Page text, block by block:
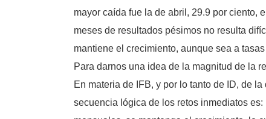
mayor caída fue la de abril, 29.9 por ciento,
meses de resultados pésimos no resulta
mantiene el crecimiento, aunque sea a
Para darnos una idea de la magnitud de la
En materia de IFB, y por lo tanto de ID, de
secuencia lógica de los retos inmediatos